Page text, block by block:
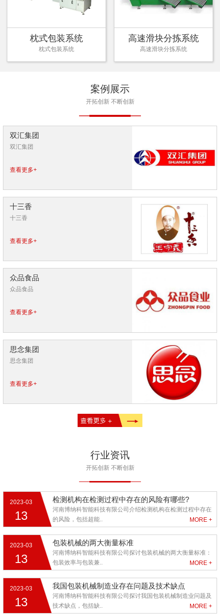
枕式包装系统
枕式包装系统
高速滑块分拣系统
高速滑块分拣系统
案例展示
开拓创新 不断创新
双汇集团
双汇集团
查看更多+
十三香
十三香
查看更多+
众品食品
众品食品
查看更多+
思念集团
思念集团
查看更多+
行业资讯
开拓创新 不断创新
2023-03
13
检测机构在检测过程中存在的风险有哪些?
河南博纳科智能科技有限公司介绍检测机构在检测过程中存在
的风险，包括超能..
MORE +
2023-03
13
包装机械的两大衡量标准
河南博纳科智能科技有限公司探讨包装机械的两大衡量标准：
包装效率与包装兼..
MORE +
2023-03
13
我国包装机械制造业存在问题及技术缺点
河南博纳科智能科技有限公司探讨我国包装机械制造业问题及
技术缺点，包括缺..
MORE +